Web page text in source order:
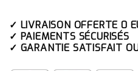
✓ LIVRAISON OFFERTE 0
✓ PAIEMENTS SÉCURISÉS
✓ GARANTIE SATISFAIT